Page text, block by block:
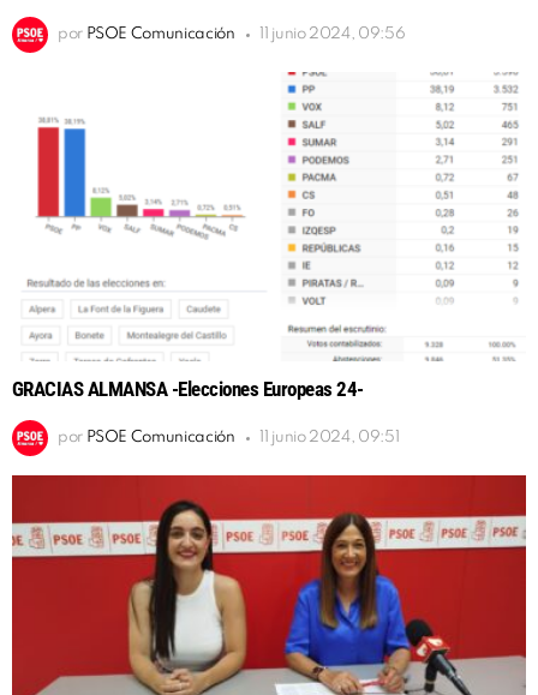
por PSOE Comunicación 11 junio 2024, 09:56
GRACIAS ALMANSA -Elecciones Europeas 24-
por PSOE Comunicación 11 junio 2024, 09:51